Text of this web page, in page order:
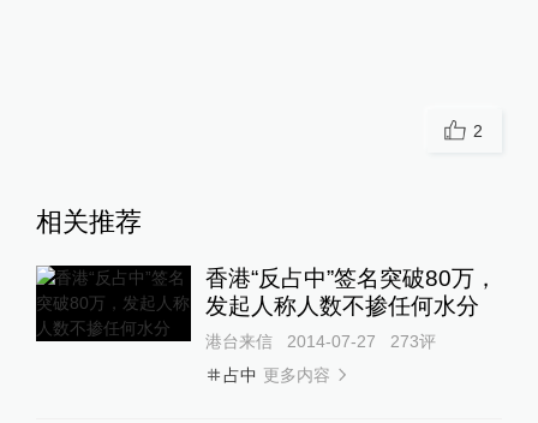
2
相关推荐
香港“反占中”签名突破80万，
发起人称人数不掺任何水分
港台来信 2014-07-27 273评
占中 更多内容